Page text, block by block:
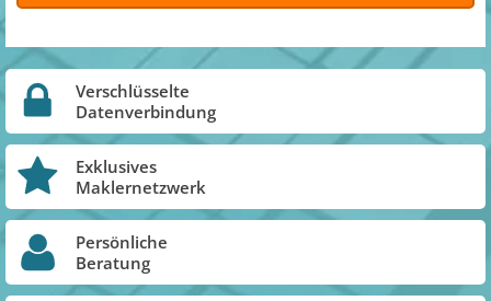
Verschlüsselte
Datenverbindung
Exklusives
Maklernetzwerk
Persönliche
Beratung